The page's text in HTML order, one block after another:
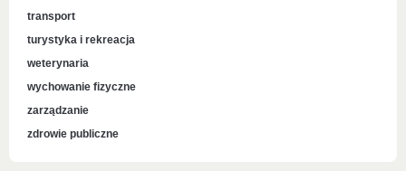
transport
turystyka i rekreacja
weterynaria
wychowanie fizyczne
zarządzanie
zdrowie publiczne